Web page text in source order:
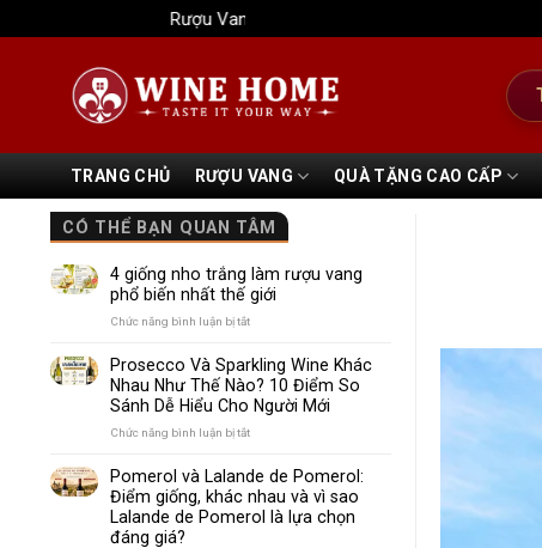
qua
Rượu Vang Wine Home
Tìm
kiếm:
TRANG CHỦ RƯỢU VANG QUÀ TẶNG CAO CẤP
CÓ THỂ BẠN QUAN TÂM
4 giống nho trắng làm rượu vang
phổ biến nhất thế giới
Chức năng bình luận bị tắtở
giống
nho
trắng
làm
biến
nhất
thế
Prosecco Và Sparkling Wine Khác
Nhau Như Thế Nào? 10 Điểm So
Sánh Dễ Hiểu Cho Người Mới
Chức năng bình luận bị tắtở
Và
Sparkling
Wine
Khác
Pomerol và Lalande de Pomerol:
Điểm giống, khác nhau và vì sao
Lalande de Pomerol là lựa chọn
đáng giá?